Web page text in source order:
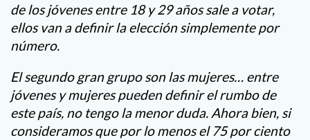
de los jóvenes entre 18 y 29 años sale a votar,
ellos van a definir la elección simplemente por
número.
El segundo gran grupo son las mujeres… entre
jóvenes y mujeres pueden definir el rumbo de
este país, no tengo la menor duda. Ahora bien, si
consideramos que por lo menos el 75 por ciento